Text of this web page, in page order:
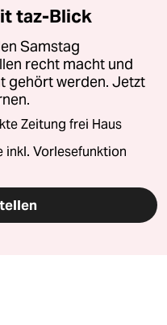
taz-Blick
Samstag
recht macht und
gehört werden. Jetzt
Zeitung frei Haus
inkl. Vorlesefunktion